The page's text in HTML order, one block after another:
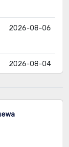
2026-08-06
2026-08-04